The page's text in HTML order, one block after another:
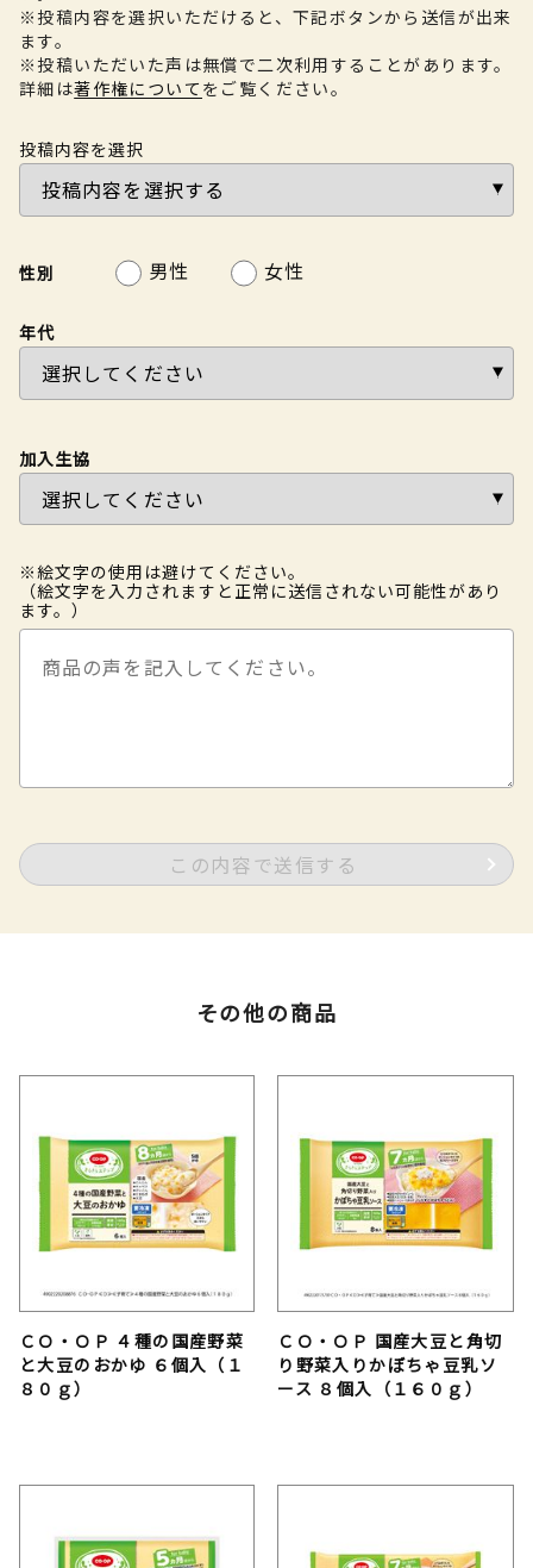
※投稿内容を選択いただけると、下記ボタンから送信が出来
ます。
※投稿いただいた声は無償で二次利用することがあります。
詳細は著作権について をご覧ください。
投稿内容を選択
性別 男性 女性
年代
加入生協
※絵文字の使用は避けてください。
（絵文字を入力されますと正常に送信されない可能性があり
ます。）
この内容で送信する
その他の商品
ＣＯ・ＯＰ ４種の国産野菜
と大豆のおかゆ ６個入（１
８０ｇ）
ＣＯ・ＯＰ 国産大豆と角切
り野菜入りかぼちゃ豆乳ソ
ース ８個入（１６０ｇ）